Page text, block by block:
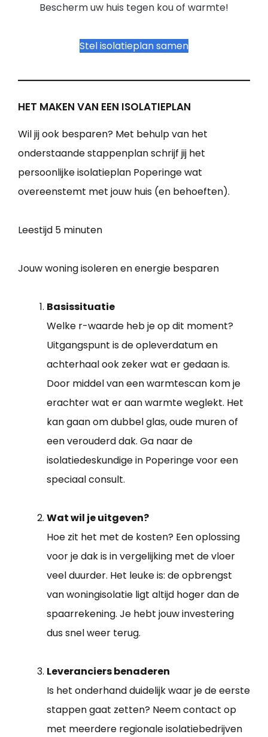
Bescherm uw huis tegen kou of warmte!
Stel isolatieplan samen
HET MAKEN VAN EEN ISOLATIEPLAN
Wil jij ook besparen? Met behulp van het
onderstaande stappenplan schrijf jij het
persoonlijke isolatieplan Poperinge wat
overeenstemt met jouw huis (en behoeften).
Leestijd 5 minuten
Jouw woning isoleren en energie besparen
Basissituatie
Welke r-waarde heb je op dit moment?
Uitgangspunt is de opleverdatum en
achterhaal ook zeker wat er gedaan is.
Door middel van een warmtescan kom je
erachter wat er aan warmte weglekt. Het
kan gaan om dubbel glas, oude muren of
een verouderd dak. Ga naar de
isolatiedeskundige in Poperinge voor een
speciaal consult.
Wat wil je uitgeven?
Hoe zit het met de kosten? Een oplossing
voor je dak is in vergelijking met de vloer
veel duurder. Het leuke is: de opbrengst
van woningisolatie ligt altijd hoger dan de
spaarrekening. Je hebt jouw investering
dus snel weer terug.
Leveranciers benaderen
Is het onderhand duidelijk waar je de eerste
stappen gaat zetten? Neem contact op
met meerdere regionale isolatiebedrijven